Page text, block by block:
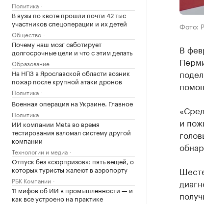
Политика
В вузы по квоте прошли почти 42 тыс
участников спецоперации и их детей
Общество
Почему наш мозг саботирует
долгосрочные цели и что с этим делать
Образование
На НПЗ в Ярославской области возник
пожар после крупной атаки дронов
Политика
Военная операция на Украине. Главное
Политика
ИИ компании Meta во время
тестирования взломал систему другой
компании
Технологии и медиа
Отпуск без «сюрпризов»: пять вещей, о
которых туристы жалеют в аэропорту
РБК Компании
11 мифов об ИИ в промышленности — и
как все устроено на практике
Фото:
В
и